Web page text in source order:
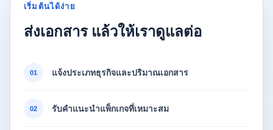
เริ่มต้นได้ง่าย
ส่งเอกสาร แล้วให้เราดูแลต่อ
01 แจ้งประเภทธุรกิจและปริมาณเอกสาร
02 รับคำแนะนำแพ็กเกจที่เหมาะสม